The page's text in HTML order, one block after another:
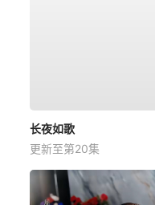
长夜如歌
更新至第20集